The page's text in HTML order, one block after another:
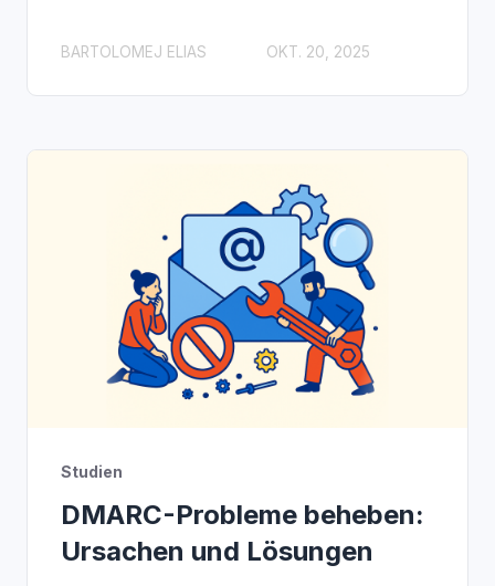
BARTOLOMEJ ELIAS OKT. 20, 2025
Studien
DMARC-Probleme beheben:
Ursachen und Lösungen